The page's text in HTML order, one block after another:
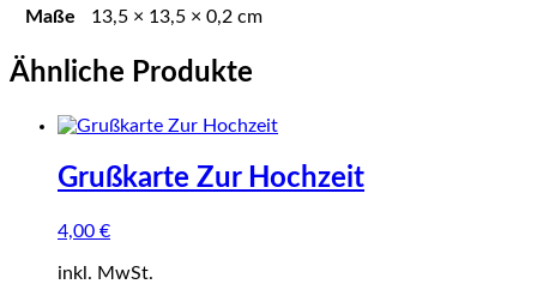
Maße
13,5 × 13,5 × 0,2 cm
Ähnliche Produkte
Grußkarte Zur Hochzeit
4,00 €
inkl. MwSt.